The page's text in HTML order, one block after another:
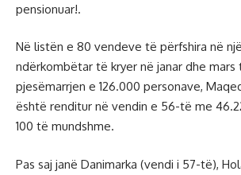
pensionuar!.
Në listën e 80 vendeve të përfshira në
ndërkombëtar të kryer në janar dhe
pjesëmarrjen e 126.000 personave,
është renditur në vendin e 56-të me
100 të mundshme.
Pas saj janë Danimarka (vendi i 57-të),